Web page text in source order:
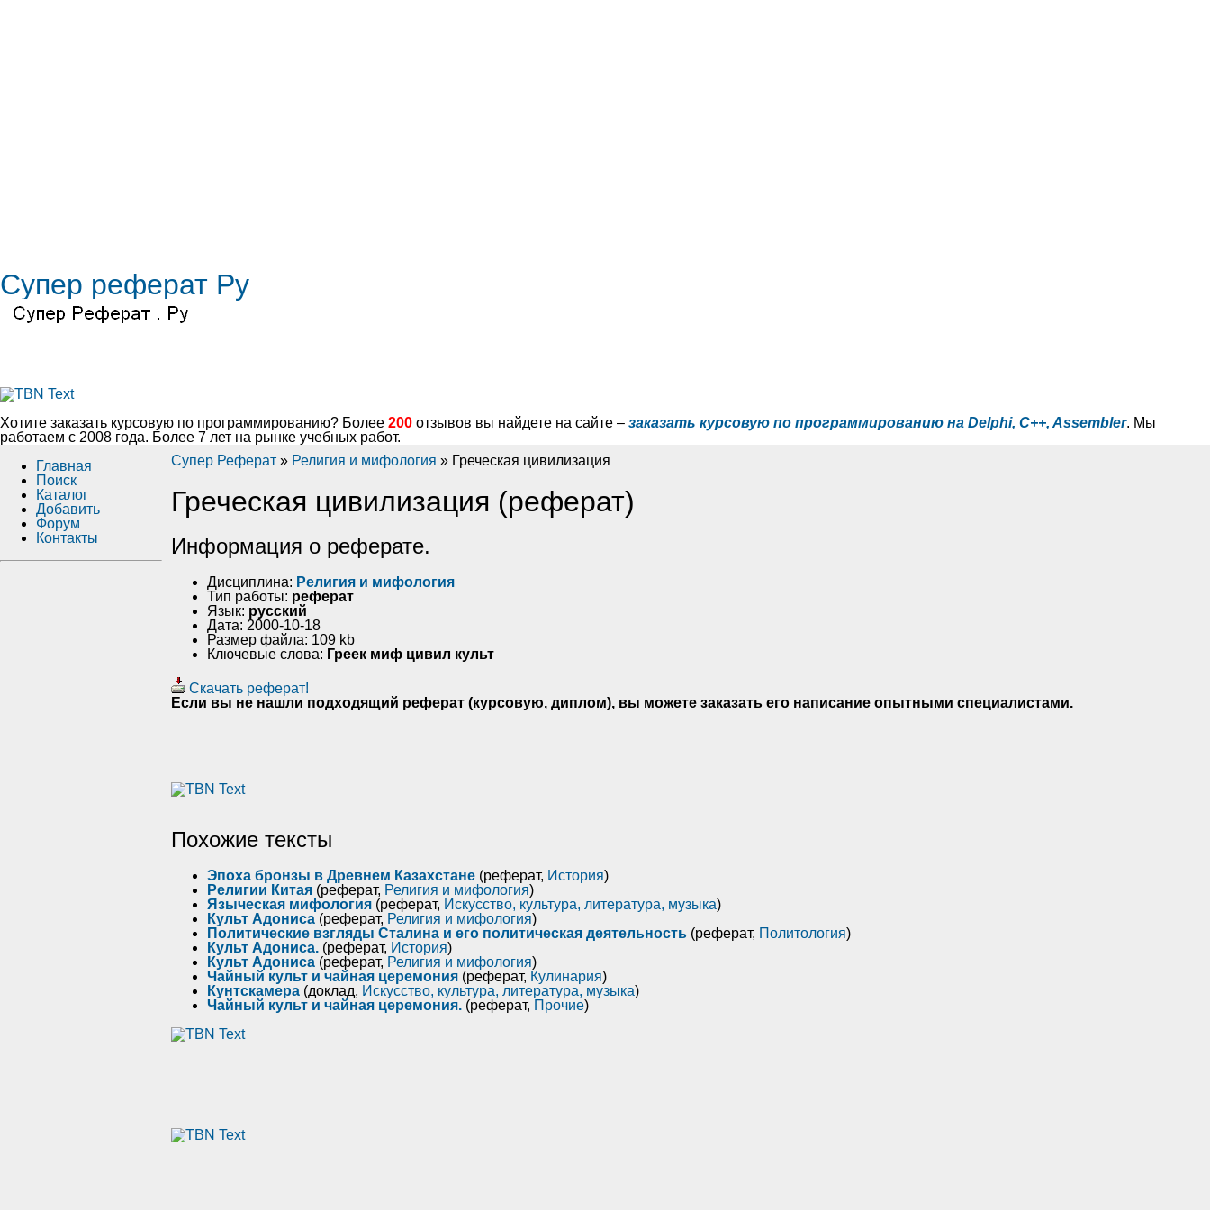
Супер реферат Ру
Хотите заказать курсовую по программированию? Более 200 отзывов вы найдете на сайте – заказать курсовую по программированию на Delphi, C++, Assembler. Мы
работаем с 2008 года. Более 7 лет на рынке учебных работ.
Супер Реферат » Религия и мифология » Греческая цивилизация
Греческая цивилизация (реферат)
Информация о реферате.
Дисциплина: Религия и мифология
Тип работы: реферат
Язык: русский
Дата: 2000-10-18
Размер файла: 109 kb
Ключевые слова: Греек миф цивил культ
Скачать реферат!
Если вы не нашли подходящий реферат (курсовую, диплом), вы можете заказать его написание опытными специалистами.
Похожие тексты
Эпоха бpонзы в Древнем Казахстане (реферат, История)
Религии Китая (реферат, Религия и мифология)
Языческая мифология (реферат, Искусство, культура, литература, музыка)
Культ Адониса (реферат, Религия и мифология)
Политические взгляды Сталина и его политическая деятельность (реферат, Политология)
Культ Адониса. (реферат, История)
Культ Адониса (реферат, Религия и мифология)
Чайный культ и чайная церемония (реферат, Кулинария)
Кунтскамера (доклад, Искусство, культура, литература, музыка)
Чайный культ и чайная церемония. (реферат, Прочие)
Главная
Поиск
Каталог
Добавить
Форум
Контакты